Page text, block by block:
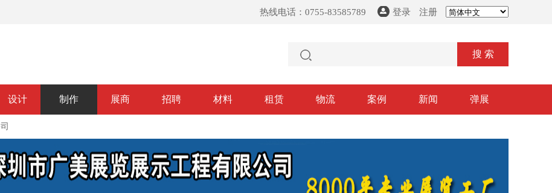
热线电话：0755-83585789 登录 注册
搜 索
设计 制作 展商 招聘 材料 租赁 物流 案例 新闻 弹展